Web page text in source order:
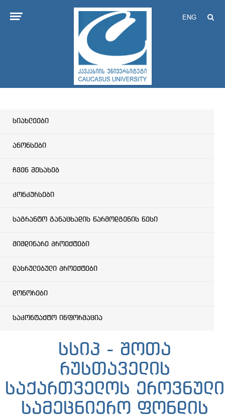
ENG
სიახლეები
ანონსები
ჩვენ შესახებ
კონკურსები
საგრანტო განაცხადის წარმოდგენის წესი
მიმდინარე პროექტები
დასრულებული პროექტები
დონორები
საკონტაქტო ინფორმაცია
სსიპ - შოთა
რუსთაველის
საქართველოს ეროვნული
სამეცნიერო ფონდის